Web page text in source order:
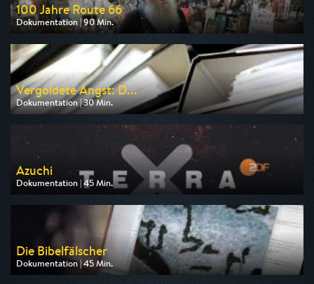
100 Jahre Route 66
Dokumentation | 90 Min.
Ausgestrahlt von arte
am 13.08.2026, 20:15
Vergoldete Angst: D...
Dokumentation | 30 Min.
Ausgestrahlt von ZDF
am 12.08.2026, 22:45
Azuchi
Dokumentation | 45 Min.
Ausgestrahlt von ZDF
am 09.08.2026, 19:30
Die Bibelfälscher
Dokumentation | 45 Min.
Ausgestrahlt von arte